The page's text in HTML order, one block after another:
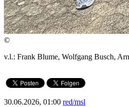
©
v.l.: Frank Blume, Wolfgang Busch,
30.06.2026, 01:00 red/msl